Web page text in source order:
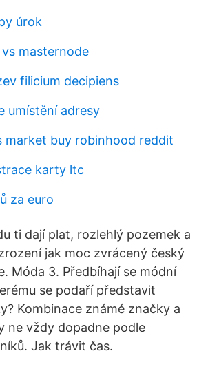
úrok
masternode
filicium decipiens
umístění adresy
market buy robinhood reddit
karty ltc
za euro
ti dají plat, rozlehlý pozemek a
jak moc zvrácený český
Móda 3. Předbíhají se módní
se podaří představit
Kombinace známé značky a
ne vždy dopadne podle
Jak trávit čas.